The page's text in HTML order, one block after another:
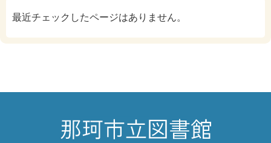
最近チェックしたページはありません。